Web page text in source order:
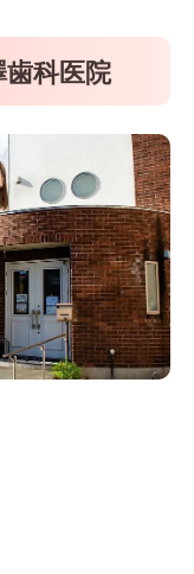
科医院